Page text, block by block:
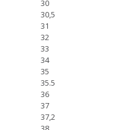
30
30,5
31
32
33
34
35
35.5
36
37
37,2